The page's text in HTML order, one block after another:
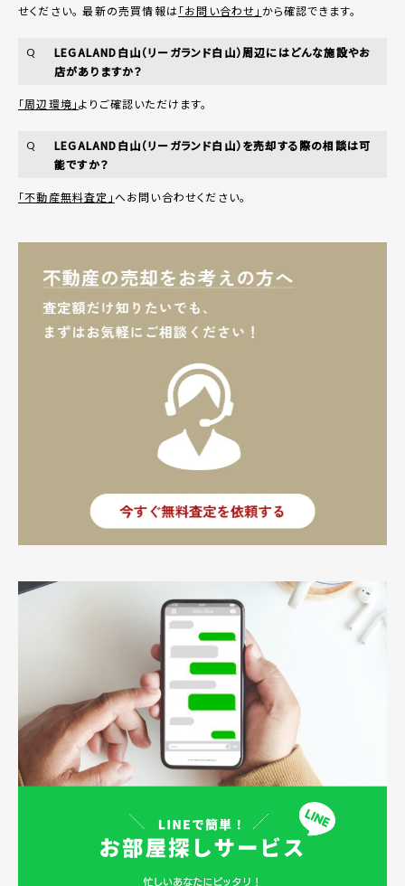
せください。 最新の売買情報は「お問い合わせ」 から確認できます。
Q
LEGALAND白山（リーガランド白山）周辺にはどんな施設やお
店がありますか？
「周辺環境」よりご確認いただけます。
Q
LEGALAND白山（リーガランド白山）を売却する際の相談は可
能ですか？
「不動産無料査定」へお問い合わせください。